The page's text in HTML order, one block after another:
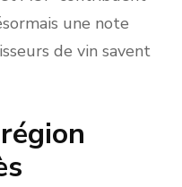
une note
de vin savent